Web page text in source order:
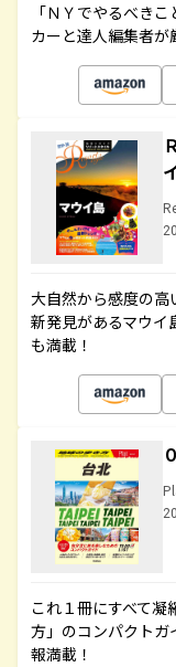
「ＮＹでやるべき
カーと達人編集者
大自然から感度の高
新発見があるマウイ
も満載！
これ１冊にすべて
方」のコンパクトガ
報満載！